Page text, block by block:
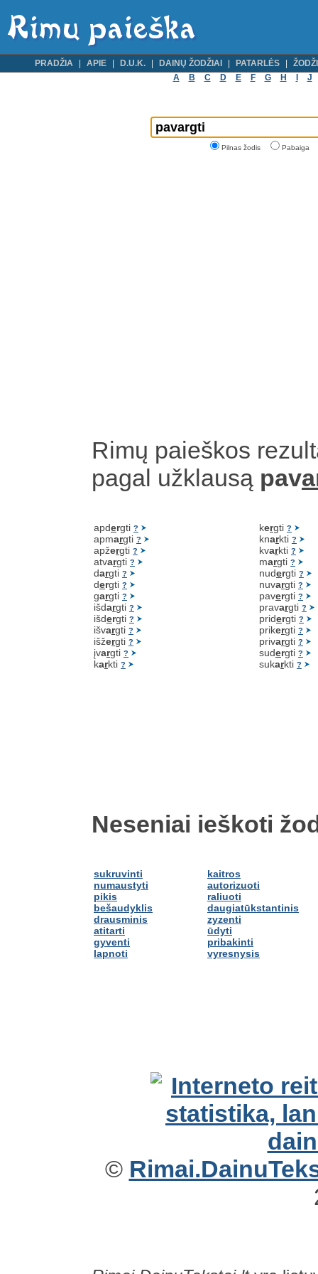
PRADŽIA APIE D.U.K. DAINŲ ŽODŽIAI PATARLĖS
A
B C D E F G H J
Pilnas žodis Pabaiga
Rimų paieškos
pagal užklausą pav
apdergti ?
apmargti ?
apžergti ?
atvargti ?
dargti ?
dergti ?
gargti ?
išdargti ?
išdergti ?
išvargti ?
išžergti ?
įvargti ?
karkti ?
kergti ?
knarkti ?
kvarkti ?
margti ?
nudergti ?
nuvargti ?
pavergti ?
pravargti ?
pridergti ?
prikergti ?
privargti ?
sudergti ?
sukarkti ?
Neseniai ieškoti
sukruvinti
numaustyti
pikis
bešaudyklis
drausminis
atitarti
gyventi
lapnoti
kaitros
autorizuoti
raliuoti
daugiatūkstantinis
zyzenti
ūdyti
pribakinti
vyresnysis
©